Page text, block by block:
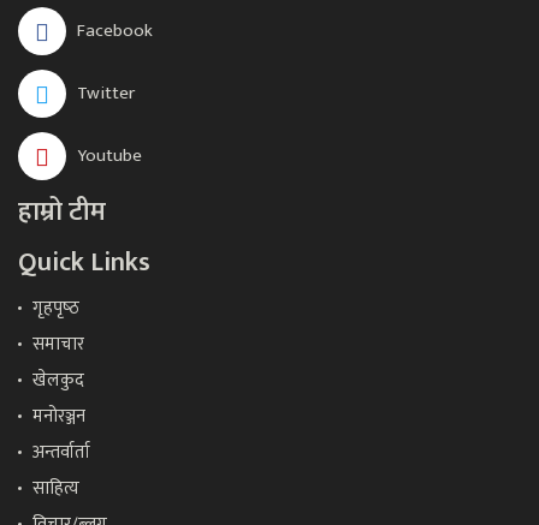
Facebook
Twitter
Youtube
हाम्रो टीम
Quick Links
गृहपृष्‍ठ
समाचार
खेलकुद
मनोरञ्जन
अन्तर्वार्ता
साहित्य